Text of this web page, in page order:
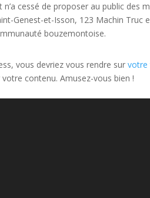
cessé de proposer au public des
Genest-et-Isson, 123 Machin Truc
bouzemontoise.
vous devriez vous rendre survotre
contenu. Amusez-vous bien !